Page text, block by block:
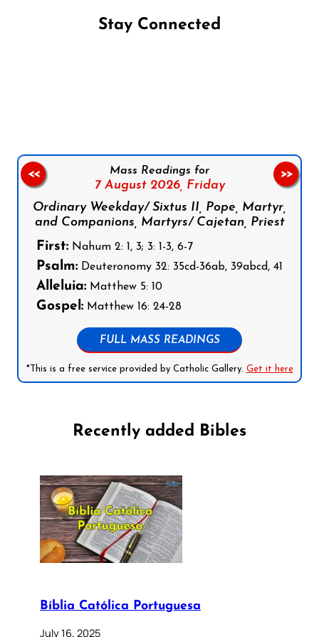
Stay Connected
Mass Readings for
7 August 2026, Friday
Ordinary Weekday/ Sixtus II, Pope, Martyr,
and Companions, Martyrs/ Cajetan, Priest
First: Nahum 2: 1, 3; 3: 1-3, 6-7
Psalm: Deuteronomy 32: 35cd-36ab, 39abcd, 41
Alleluia: Matthew 5: 10
Gospel: Matthew 16: 24-28
FULL MASS READINGS
*This is a free service provided by Catholic Gallery. Get it here
<< >>
Recently added Bibles
Bíblia Católica Portuguesa
July 16, 2025